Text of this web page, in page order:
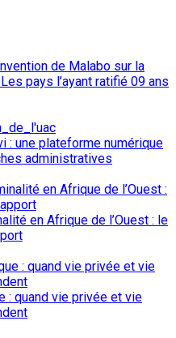
de Malabo sur la
pays l’ayant ratifié 09 ans
: une plateforme numérique
administratives
en Afrique de l’Ouest : le
: quand vie privée et vie